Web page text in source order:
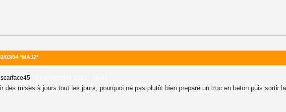
03/04 *MAJ2*
scarface45
des mises à jours tout les jours, pourquoi ne pas plutôt bien preparé un truc en beton puis sortir